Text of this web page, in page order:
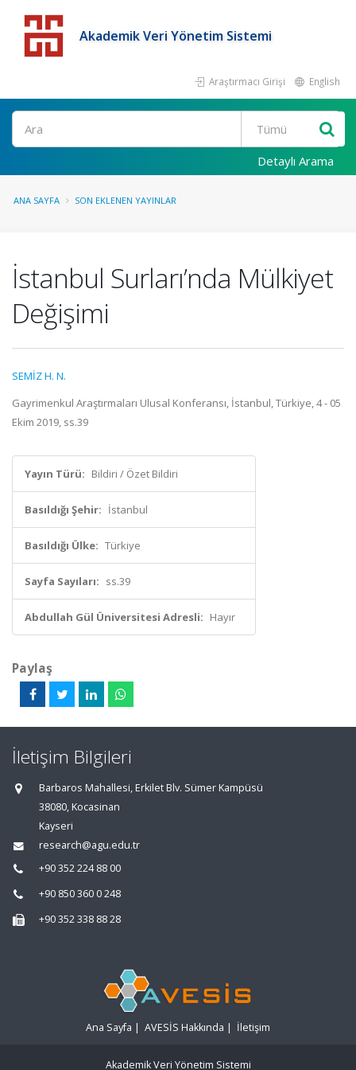
Akademik Veri Yönetim Sistemi
Araştırmacı Girişi English
Detaylı Arama
ANA SAYFA SON EKLENEN YAYINLAR
İstanbul Surları’nda Mülkiyet
Değişimi
SEMİZ H. N.
Gayrimenkul Araştırmaları Ulusal Konferansı, İstanbul, Türkiye, 4 - 05
Ekim 2019, ss.39
Yayın Türü: Bildiri / Özet Bildiri
Basıldığı Şehir: İstanbul
Basıldığı Ülke: Türkiye
Sayfa Sayıları: ss.39
Abdullah Gül Üniversitesi Adresli: Hayır
Paylaş
İletişim Bilgileri
Barbaros Mahallesi, Erkilet Blv. Sümer Kampüsü
38080, Kocasinan
Kayseri
research@agu.edu.tr
+90 352 224 88 00
+90 850 360 0 248
+90 352 338 88 28
Ana Sayfa | AVESİS Hakkında | İletişim
Akademik Veri Yönetim Sistemi